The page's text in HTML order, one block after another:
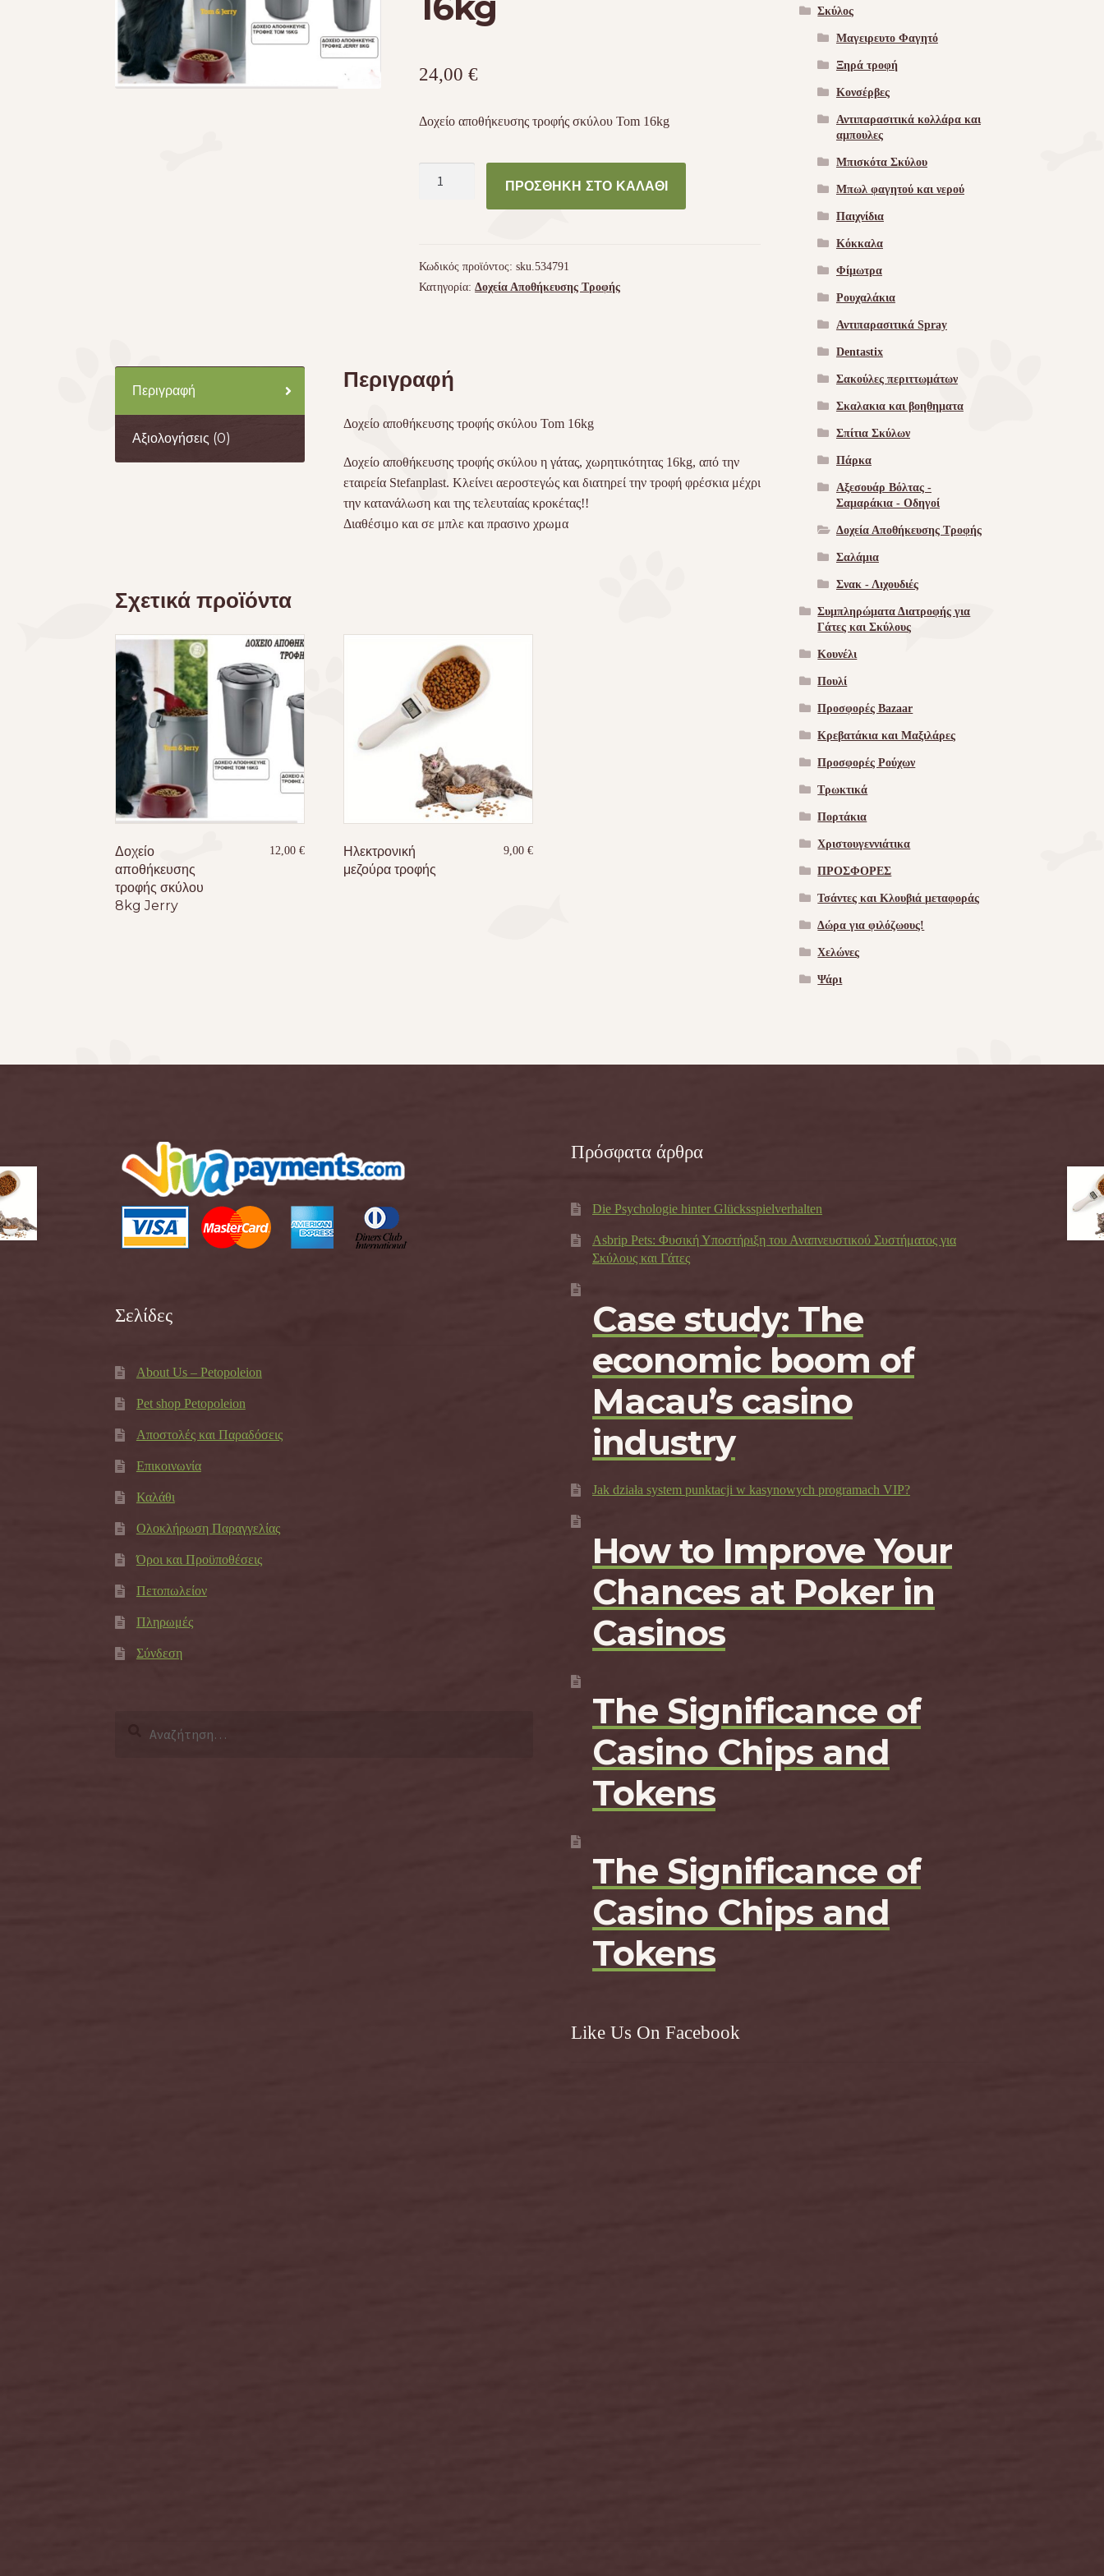
24,00€
Δοχείο αποθήκευσης τροφής σκύλου Tom 16kg
16kg
ποσότητα
ΠΡΟΣΘΉΚΗ ΣΤΟ ΚΑΛΆΘΙ
Κωδικός προϊόντος:sku.534791
Κατηγορία:Δοχεία Αποθήκευσης Τροφής
Περιγραφή
Αξιολογήσεις (0)
Περιγραφή
Δοχείο αποθήκευσης τροφής σκύλου Tom 16kg
Δοχείο αποθήκευσης τροφής σκύλου η γάτας, χωρητικότητας 16kg, από την
εταιρεία Stefanplast. Κλείνει αεροστεγώς και διατηρεί την τροφή φρέσκια μέχρι
την κατανάλωση και της τελευταίας κροκέτας!!
Διαθέσιμο και σε μπλε και πρασινο χρωμα
Σχετικά προϊόντα
Δοχείο
αποθήκευσης
τροφής σκύλου
8kg Jerry
12,00€
Ηλεκτρονική
μεζούρα τροφής
9,00 €
Σκύλος
Μαγειρευτο Φαγητό
Ξηρά τροφή
Κονσέρβες
Αντιπαρασιτικά κολλάρα και
αμπουλες
Μπισκότα Σκύλου
Μπωλ φαγητού και νερού
Παιχνίδια
Κόκκαλα
Φίμωτρα
Ρουχαλάκια
Αντιπαρασιτικά Spray
Dentastix
Σακούλες περιττωμάτων
Σκαλακια και βοηθηματα
Σπίτια Σκύλων
Πάρκα
Αξεσουάρ Βόλτας -
Σαμαράκια - Οδηγοί
Δοχεία Αποθήκευσης Τροφής
Σαλάμια
Σνακ - Λιχουδιές
Συμπληρώματα Διατροφής για
Γάτες και Σκύλους
Κουνέλι
Πουλί
Προσφορές Bazaar
Κρεβατάκια και Μαξιλάρες
Προσφορές Ρούχων
Τρωκτικά
Πορτάκια
Χριστουγεννιάτικα
ΠΡΟΣΦΟΡΕΣ
Τσάντες και Κλουβιά μεταφοράς
Δώρα για φιλόζωους!
Χελώνες
Ψάρι
Σελίδες
About Us – Petopoleion
Pet shop Petopoleion
Αποστολές και Παραδόσεις
Επικοινωνία
Καλάθι
Ολοκλήρωση Παραγγελίας
Όροι και Προϋποθέσεις
Πετοπωλείον
Πληρωμές
Σύνδεση
Πρόσφατα άρθρα
Die Psychologie hinter Glücksspielverhalten
Asbrip Pets: Φυσική Υποστήριξη του Αναπνευστικού Συστήματος για
Σκύλους και Γάτες
Case study: The
economic boom of
Macau’s casino
industry
Jak działa system punktacji w kasynowych programach VIP?
How to Improve Your
Chances at Poker in
Casinos
The Significance of
Casino Chips and
Tokens
The Significance of
Casino Chips and
Tokens
Like Us On Facebook